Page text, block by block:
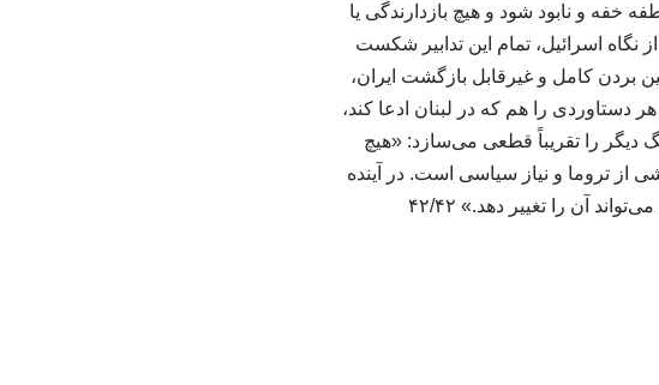
خفه و نابود شود و هیچ بازدارندگی یا
این نتیجه ۷ اکتبر است؛ زمانی که از نگاه اسرائیل، تمام این تدابیر شکست
بین بردن کامل و غیرقابل بازگشت ایران،
دستاوردی را هم که در لبنان ادعا کند،
دیگر را تقریباً قطعی می‌سازد: «هیچ
از تروما و نیاز سیاسی است. در آینده
آن را تغییر دهد.» ۴۲/۴۲